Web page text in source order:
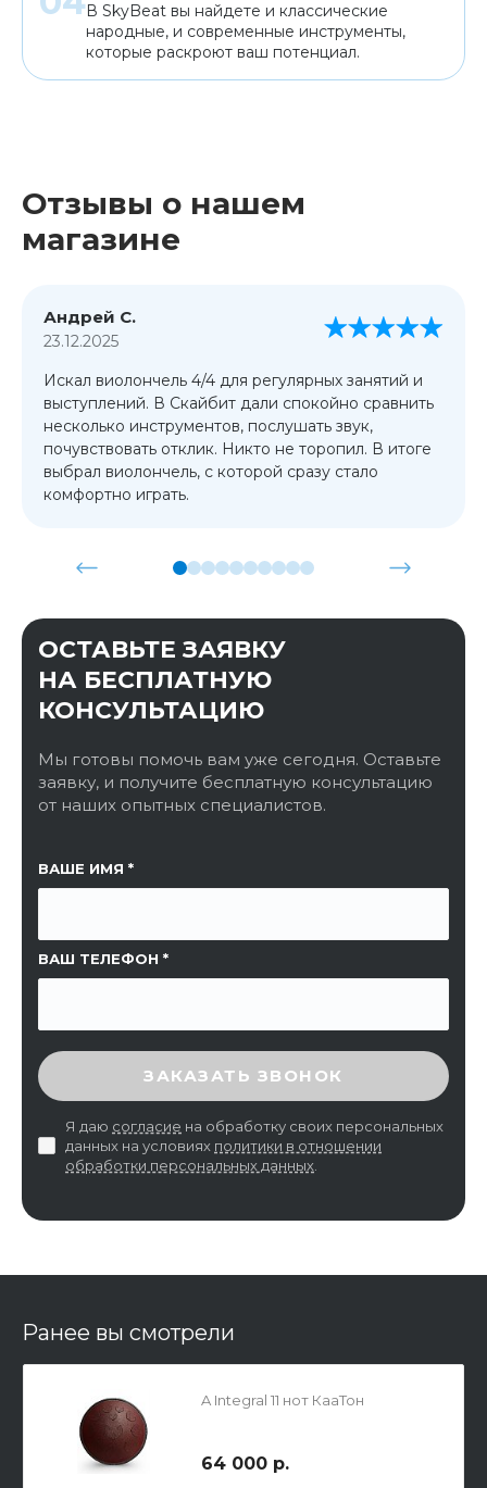
В SkyBeat вы найдете и классические
народные, и современные инструменты,
которые раскроют ваш потенциал.
Отзывы о нашем
магазине
Андрей С.
23.12.2025
Искал виолончель 4/4 для регулярных занятий и
выступлений. В Скайбит дали спокойно сравнить
несколько инструментов, послушать звук,
почувствовать отклик. Никто не торопил. В итоге
выбрал виолончель, с которой сразу стало
комфортно играть.
ОСТАВЬТЕ ЗАЯВКУ
НА БЕСПЛАТНУЮ
КОНСУЛЬТАЦИЮ
Мы готовы помочь вам уже сегодня. Оставьте
заявку, и получите бесплатную консультацию
от наших опытных специалистов.
ВАШЕ ИМЯ
ВАШ ТЕЛЕФОН
ССЫЛКА НА СТРАНИЦУ
ВВЕДИТЕ ПРОВЕРОЧНЫЙ КОД
ЗАКАЗАТЬ ЗВОНОК
Я даю согласие на обработку своих персональных
данных на условиях политики в отношении
обработки персональных данных.
Ранее вы смотрели
A Integral 11 нот КааТон
64 000 р.